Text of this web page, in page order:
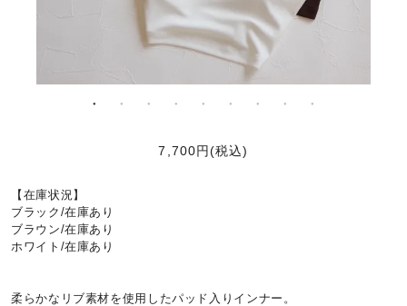
7,700円(税込)
【在庫状況】
ブラック/在庫あり
ブラウン/在庫あり
ホワイト/在庫あり
柔らかなリブ素材を使用したパッド入りインナー。